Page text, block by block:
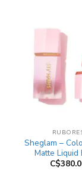
Sheglam –
Matte Liquid
C$